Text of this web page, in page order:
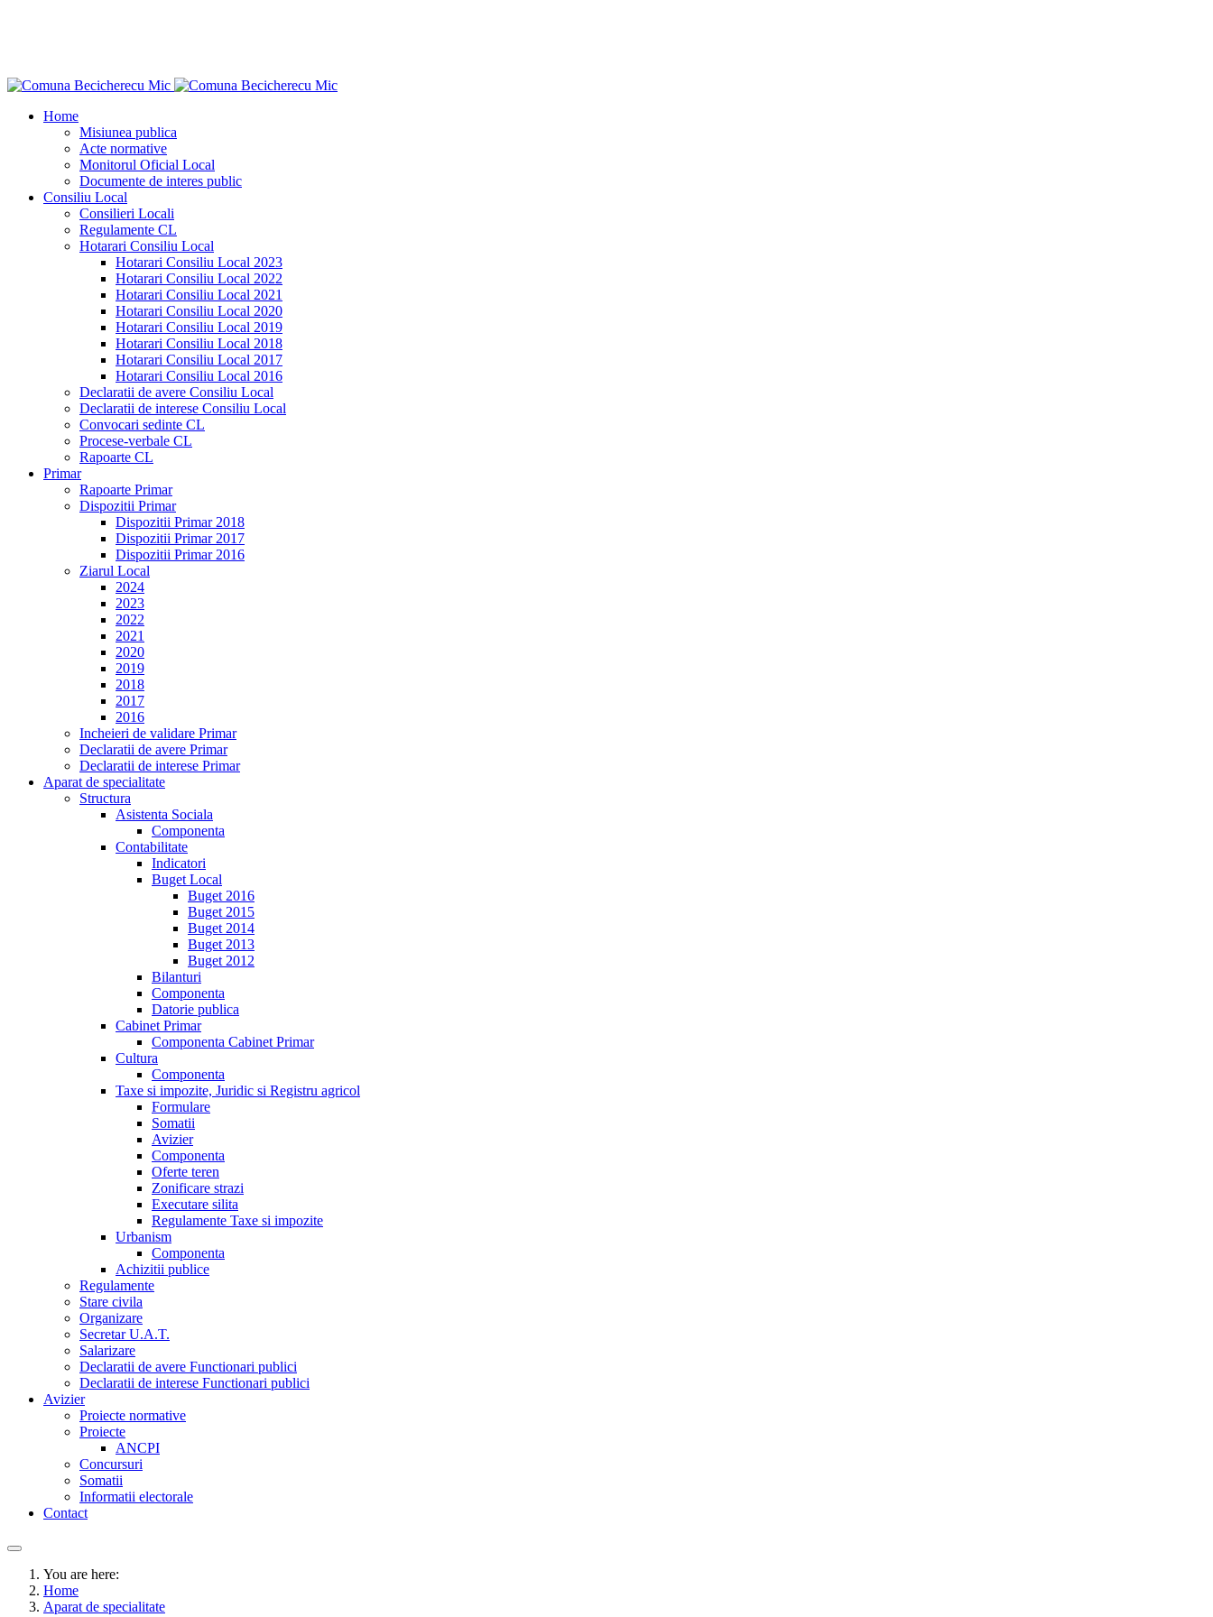
Home
Misiunea publica
Acte normative
Monitorul Oficial Local
Documente de interes public
Consiliu Local
Consilieri Locali
Regulamente CL
Hotarari Consiliu Local
Hotarari Consiliu Local 2023
Hotarari Consiliu Local 2022
Hotarari Consiliu Local 2021
Hotarari Consiliu Local 2020
Hotarari Consiliu Local 2019
Hotarari Consiliu Local 2018
Hotarari Consiliu Local 2017
Hotarari Consiliu Local 2016
Declaratii de avere Consiliu Local
Declaratii de interese Consiliu Local
Convocari sedinte CL
Procese-verbale CL
Rapoarte CL
Primar
Rapoarte Primar
Dispozitii Primar
Dispozitii Primar 2018
Dispozitii Primar 2017
Dispozitii Primar 2016
Ziarul Local
2024
2023
2022
2021
2020
2019
2018
2017
2016
Incheieri de validare Primar
Declaratii de avere Primar
Declaratii de interese Primar
Aparat de specialitate
Structura
Asistenta Sociala
Componenta
Contabilitate
Indicatori
Buget Local
Buget 2016
Buget 2015
Buget 2014
Buget 2013
Buget 2012
Bilanturi
Componenta
Datorie publica
Cabinet Primar
Componenta Cabinet Primar
Cultura
Componenta
Taxe si impozite, Juridic si Registru agricol
Formulare
Somatii
Avizier
Componenta
Oferte teren
Zonificare strazi
Executare silita
Regulamente Taxe si impozite
Urbanism
Componenta
Achizitii publice
Regulamente
Stare civila
Organizare
Secretar U.A.T.
Salarizare
Declaratii de avere Functionari publici
Declaratii de interese Functionari publici
Avizier
Proiecte normative
Proiecte
ANCPI
Concursuri
Somatii
Informatii electorale
Contact
You are here:
Home
Aparat de specialitate